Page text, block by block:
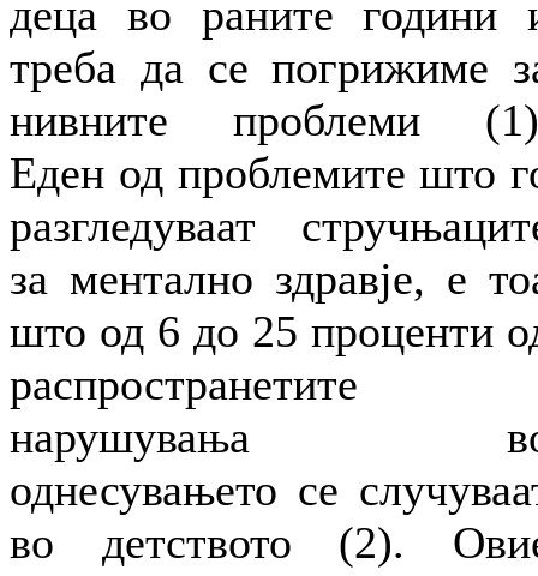
деца во раните години
треба да се погрижиме
нивните проблеми
Еден од проблемите што
разгледуваат
за ментално здравје, е
што од 6 до 25 проценти
распространетите
нарушувања
однесувањето се
во детството (2).